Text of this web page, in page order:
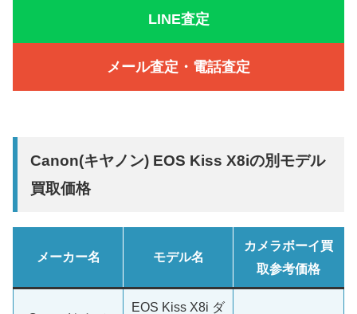
LINE査定
メール査定・電話査定
Canon(キヤノン) EOS Kiss X8iの別モデル
買取価格
メーカー名 モデル名
カメラボーイ買
取参考価格
EOS Kiss X8i ダ